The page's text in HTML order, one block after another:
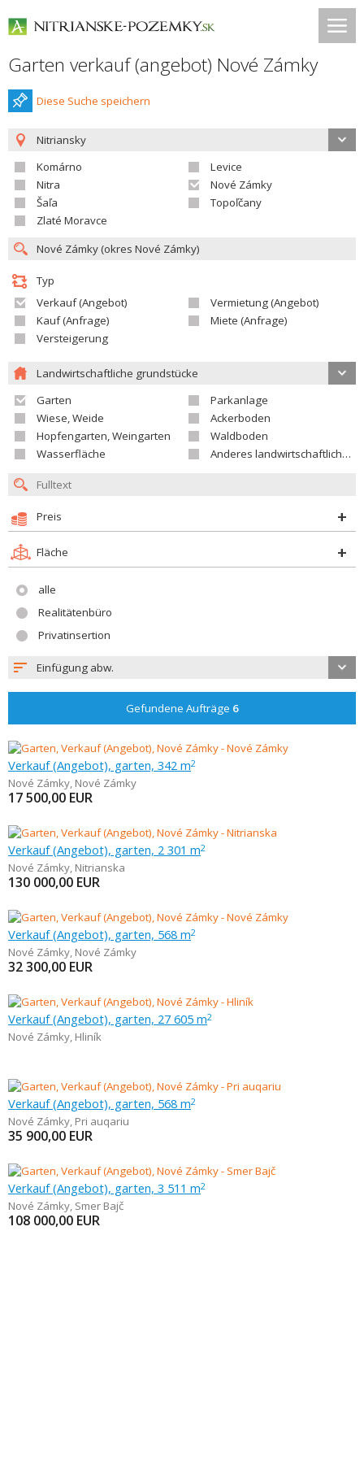
Garten verkauf (angebot) Nové Zámky
Diese Suche speichern
Nitriansky
Komárno
Levice
Nitra
Nové Zámky
Šaľa
Topoľčany
Zlaté Moravce
Typ
Verkauf (Angebot)
Vermietung (Angebot)
Kauf (Anfrage)
Miete (Anfrage)
Versteigerung
Landwirtschaftliche grundstücke
Garten
Parkanlage
Wiese, Weide
Ackerboden
Hopfengarten, Weingarten
Waldboden
Wasserfläche
Anderes landwirtschaftliches Grundstück
Preis
Fläche
alle
Realitätenbüro
Privatinsertion
Einfügung abw.
Gefundene Aufträge 6
Verkauf (Angebot), garten, 342 m2
Nové Zámky, Nové Zámky
17 500,00 EUR
Verkauf (Angebot), garten, 2 301 m2
Nové Zámky, Nitrianska
130 000,00 EUR
Verkauf (Angebot), garten, 568 m2
Nové Zámky, Nové Zámky
32 300,00 EUR
Verkauf (Angebot), garten, 27 605 m2
Nové Zámky, Hliník
Verkauf (Angebot), garten, 568 m2
Nové Zámky, Pri auqariu
35 900,00 EUR
Verkauf (Angebot), garten, 3 511 m2
Nové Zámky, Smer Bajč
108 000,00 EUR